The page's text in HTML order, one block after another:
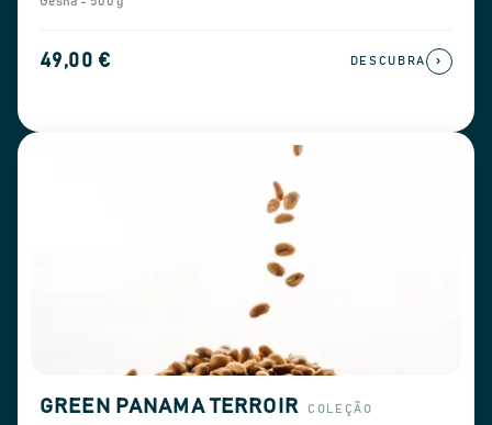
49,00 € DESCUBRA ›
GREEN PANAMA TERROIR COLEÇÃO